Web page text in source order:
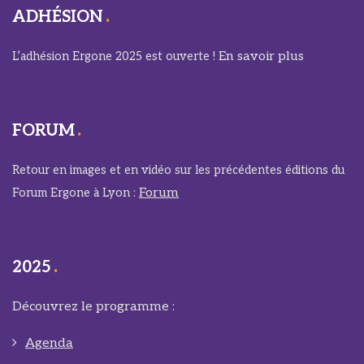
ADHÉSION
L’adhésion Ergone 2025 est ouverte ! En savoir plus
FORUM
Retour en images et en vidéo sur les précédentes éditions du
Forum Ergone à Lyon : Forum
2025
Découvrez le programme :
Agenda